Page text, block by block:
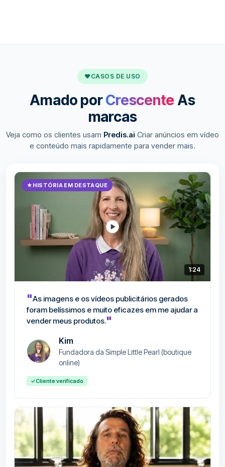
♥CASOS DE USO
Amado porCrescente As
marcas
Veja como os clientes usam Predis.ai Criar anúncios em vídeo
e conteúdo mais rapidamente para vender mais.
★ HISTÓRIA EM DESTAQUE
1:24
"As imagens e os vídeos publicitários gerados
foram belíssimos e muito eficazes em me ajudar a
vender meus produtos."
Kim
Fundadora da Simple Little Pearl (boutique
online)
✓Cliente verificado